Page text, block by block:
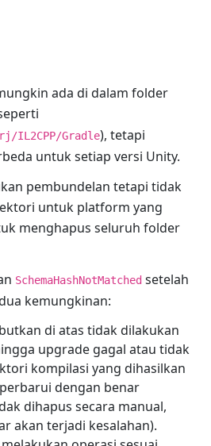
ada di dalam folder
IL2CPP/Gradle), tetapi
untuk setiap versi Unity.
pembundelan tetapi tidak
untuk platform yang
menghapus seluruh folder
SchemaHashNotMatched setelah
kemungkinan:
di atas tidak dilakukan
upgrade gagal atau tidak
kompilasi yang dihasilkan
dengan benar
dihapus secara manual,
akan terjadi kesalahan).